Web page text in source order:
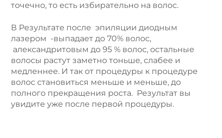
точечно, то есть избирательно на волос.
В Результате после эпиляции диодным
лазером -выпадает до 70% волос,
александритовым до 95 % волос, остальные
волосы растут заметно тоньше, слабее и
медленнее. И так от процедуры к процедуре
волос становиться меньше и меньше, до
полного прекращения роста. Результат вы
увидите уже после первой процедуры.